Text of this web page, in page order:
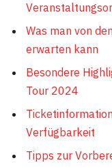
Was man von
erwarten kann
Besondere
Tour 2024
Verfügbarkeit
Tipps zur